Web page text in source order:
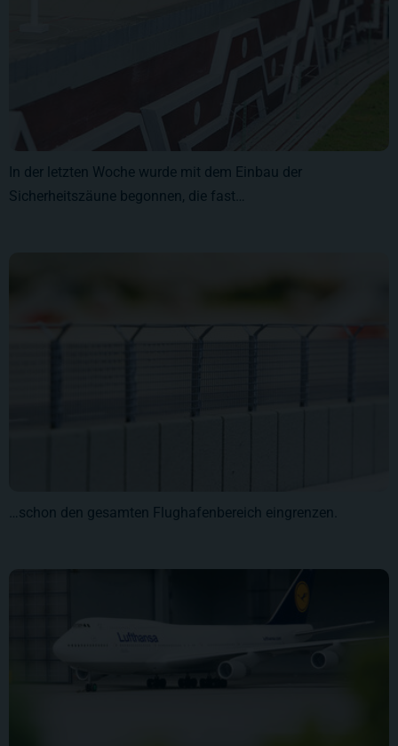
In der letzten Woche wurde mit dem Einbau der
Sicherheitszäune begonnen, die fast…
…schon den gesamten Flughafenbereich eingrenzen.